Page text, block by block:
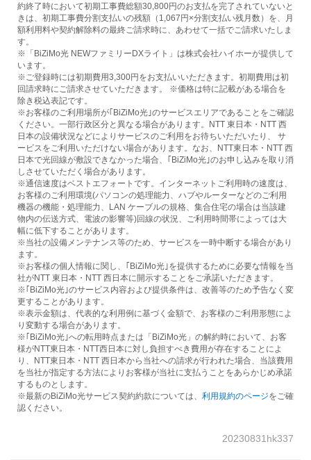
約終了時において初期工事費総額30,800円のお支払を完了されていないと
きは、初期工事費分割支払いの残額（1,067円×分割支払い残月数）を、月
額利用料や契約解除料の最終ご請求時に、あわせて一括でご請求いたしま
す。
※「BiZiMo光 NEWファミリーDXライト」は株式会社ハイホーが提供して
います。
※ご登録時には初期費用3,300円をお支払いいただきます。初期費用は初
回請求時にご請求させていただきます。 ※価格は特に記載がある場合を
除き税込表記です。
※お客様のご利用場所が｢BiZiMo光｣のサービスエリアであることをご確認
ください。一部行政区分と異なる場合があります。NTT 東日本・NTT 西
日本の設備状況などによりサービスのご利用をお待ちいただいたり、 サ
ービスをご利用いただけない場合があります。なお、NTT東日本・NTT 西
日本で光回線が敷設できなかった場合、｢BiZiMo光｣のお申し込みを取り消
しさせていただく場合があります。
※通信速度はベストエフォートです。インターネットご利用時の速度は、
お客様のご利用環境(パソコンの処理能力、ハブやルーターなどのご利用
機器の機能・処理能力、LAN ケーブルの規格、集合住宅の場合は当該建
物内の伝送方式、電波の影響等)回線の状況、ご利用時間帯によっては大
幅に低下することがあります。
※当社の設備メンテナンス等のため、サービスを一時中断する場合があり
ます。
※お客様の個人情報に関し、｢BiZiMo光｣を提供するために必要な情報を当
社がNTT 東日本・NTT 西日本に開示することをご承諾いただきます。
※｢BiZiMo光｣のサービス内容および提供条件は、改善等のため予告なく変
更することがあります。
※表示金額は、代表的な利用例に基づく金額で、お客様のご利用形態によ
り変動する場合があります。
※｢BiZiMo光｣への転用時点または「BiZiMo光」の解約時において、お客
様がNTT東日本・NTT西日本に対し負担すべき費用が存在することによ
り、NTT東日本・NTT 西日本から当社への請求が行われた場合、当該費用
を当社が指定する方法によりお客様が当社に支払うことをあらかじめ承諾
するものとします。
※最新のBiZiMo光サービス契約約款については、 利用規約のページをご確
認ください。
20230831hk337